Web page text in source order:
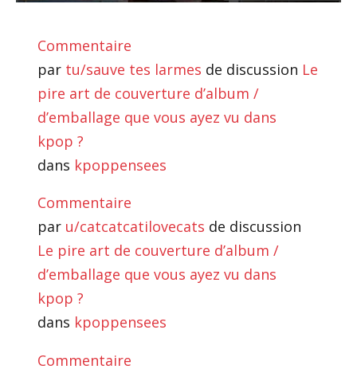
Commentaire
par tu/sauve tes larmes de discussion Le
pire art de couverture d’album /
d’emballage que vous ayez vu dans
kpop ?
dans kpoppensees
Commentaire
par u/catcatcatilovecats de discussion
Le pire art de couverture d’album /
d’emballage que vous ayez vu dans
kpop ?
dans kpoppensees
Commentaire